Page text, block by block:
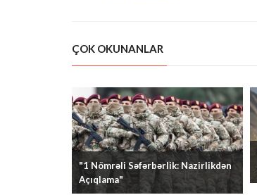
ÇOK OKUNANLAR
"1 Nömrəli Səfərbərlik: Nazirlikdən
Açıqlama"